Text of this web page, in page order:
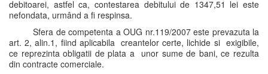
debitoarei, astfel ca, contestarea debitului de 1347,51 lei este
nefondata, urmând a fi respinsa.
Sfera de competenta a OUG nr.119/2007 este prevazuta la
art. 2, alin.1, fiind aplicabila creantelor certe, lichide si exigibile,
ce reprezinta obligatii de plata a unor sume de bani, ce rezulta
din contracte comerciale.